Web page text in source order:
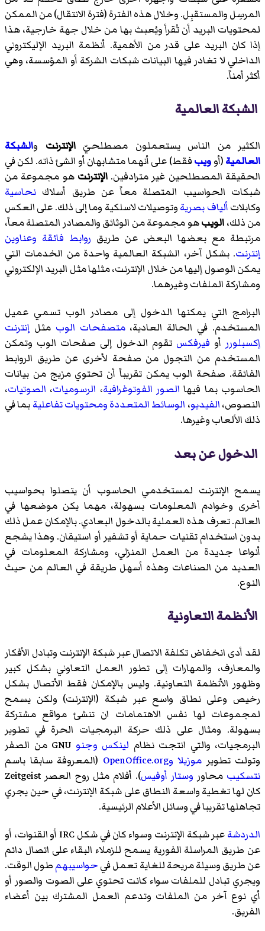
المرسِل والمستقبِل. وخلال هذه الفترة (فترة الانتقال) من الممكن
لمحتويات البريد أن تُقرأ ويُعبث بها من خلال جهة خارجية، هذا
إذا كان البريد على قدر من الأهمية. أنظمة البريد الإليكتروني
الداخلي لا تغادر فيها البيانات شبكات الشركة أو المؤسسة، وهي
أكثر أمناً.
الشبكة العالمية
الكثير من الناس يستعملون مصطلحيّالإنترنت والشبكة
العالمية(أوويبفقط) على أنهما متشابهان أو الشئ ذاته. لكن في
الحقيقة المصطلحين غير مترادفين.الإنترنت هو مجموعة من
شبكات الحواسيب المتصلة معاً عن طريق أسلاك نحاسية
وكابلاتألياف بصريةوتوصيلات لاسلكية وما إلى ذلك. على العكس
من ذلك،الويبهو مجموعة من الوثائق والمصادر المتصلة معاً،
مرتبطة مع بعضها البعض عن طريق روابط فائقة وعناوين
إنترنت. بشكل آخر، الشبكة العالمية واحدة من الخدمات التي
يمكن الوصول إليها من خلال الإنترنت، مثلها مثل البريد الإلكتروني
ومشاركة الملفات وغيرهما.
البرامج التي يمكنها الدخول إلى مصادر الوب تسمي عميل
المستخدم. في الحالة العادية،متصفحات الوب مثل إنترنت
إكسبلورر أو فيرفكس تقوم الدخول إلى صفحات الوب وتمكن
المستخدم من التجول من صفحة لأخرى عن طريق الروابط
الفائقة. صفحة الوب يمكن تقريباً أن تحتوي مزيج من بيانات
الحاسوب بما فيها الصور الفوتوغرافية، الرسوميات، الصوتيات،
النصوص،الفيديو، الوسائط المتعددةومحتويات تفاعليةبما في
ذلك الألعاب وغيرها.
الدخول عن بعد
يسمح الإنترنت لمستخدمي الحاسوب أن يتصلوا بحواسيب
أخرى وخوادم المعلومات بسهولة، مهما يكن موضعها في
العالم. تعرف هذه العملية بالدخول البعادي. بالإمكان عمل ذلك
بدون استخدام تقنيات حماية أو تشفير أو استيقان. وهذا يشجع
أنواعا جديدة من العمل المنزلي، ومشاركة المعلومات في
العديد من الصناعات وهذه أسهل طريقة في العالم من حيث
النوع.
الأنظمة التعاونية
لقد أدى انخفاض تكلفة الاتصال عبر شبكة الإنترنت وتبادل الأفكار
والمعارف، والمهارات إلى تطور العمل التعاوني بشكل كبير
وظهور الأنظمة التعاونية. وليس بالإمكان فقط الأتصال بشكل
رخيص وعلى نطاق واسع عبر شبكة (الإنترنت) ولكن يسمح
لمجموعات لها نفس الاهتمامات ان تنشئ مواقع مشتركة
بسهولة. ومثال على ذلك حركة البرمجيات الحرة في تطوير
البرمجيات، والتي انتجت نظام لينكس وجنو
GNU من الصفر
وتولت تطوير موزيلا وOpenOffice.org
(المعروفة سابقا باسم
نتسكيب محاور وستار أوفيس
). أفلام مثل روح العصر Zeitgeist
كان لها تغطية واسعة النطاق على شبكة الإنترنت، في حين يجري
تجاهلها تقريبا في وسائل الأعلام الرئيسية.
الدردشة
عبر شبكة الإنترنت وسواء كان في شكل IRC أو القنوات، أو
عن طريق المراسلة الفورية يسمح للزملاء البقاء على اتصال دائم
عن طريق وسيلة مريحة للغاية تعمل فيحواسيبهمطول الوقت.
ويجري تبادل للملفات سواء كانت تحتوي على الصوت والصور أو
أي نوع آخر من الملفات وتدعم العمل المشترك بين أعضاء
الفريق.